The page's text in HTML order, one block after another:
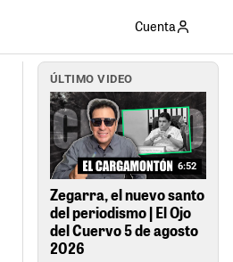
Cuenta
ÚLTIMO VIDEO
6:52
Zegarra, el nuevo santo
del periodismo | El Ojo
del Cuervo 5 de agosto
2026